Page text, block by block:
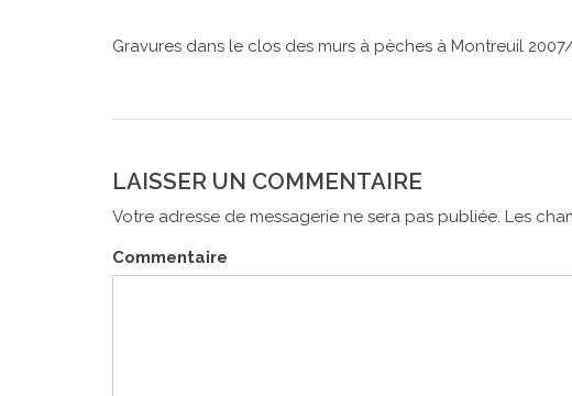
Gravures dans le clos des murs à pèches à Montreuil
LAISSER UN COMMENTAIRE
Votre adresse de messagerie ne sera pas publiée. Les
Commentaire